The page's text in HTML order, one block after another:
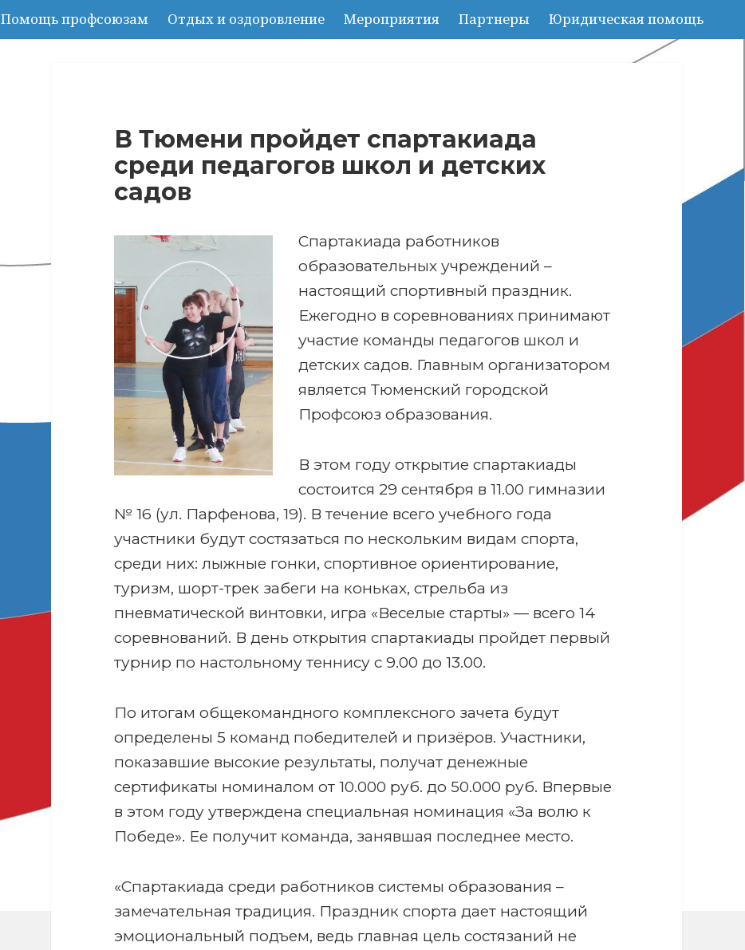
Помощь профсоюзам Отдых и оздоровление Мероприятия Партнеры Юридическая помощь
В Тюмени пройдет спартакиада
среди педагогов школ и детских
садов
Спартакиада работников
образовательных учреждений –
настоящий спортивный праздник.
Ежегодно в соревнованиях принимают
участие команды педагогов школ и
детских садов. Главным организатором
является Тюменский городской
Профсоюз образования.
В этом году открытие спартакиады
состоится 29 сентября в 11.00 гимназии
№ 16 (ул. Парфенова, 19). В течение всего учебного года
участники будут состязаться по нескольким видам спорта,
среди них: лыжные гонки, спортивное ориентирование,
туризм, шорт-трек забеги на коньках, стрельба из
пневматической винтовки, игра «Веселые старты» — всего 14
соревнований. В день открытия спартакиады пройдет первый
турнир по настольному теннису с 9.00 до 13.00.
По итогам общекомандного комплексного зачета будут
определены 5 команд победителей и призёров. Участники,
показавшие высокие результаты, получат денежные
сертификаты номиналом от 10.000 руб. до 50.000 руб. Впервые
в этом году утверждена специальная номинация «За волю к
Победе». Ее получит команда, занявшая последнее место.
«Спартакиада среди работников системы образования –
замечательная традиция. Праздник спорта дает настоящий
эмоциональный подъем, ведь главная цель состязаний не